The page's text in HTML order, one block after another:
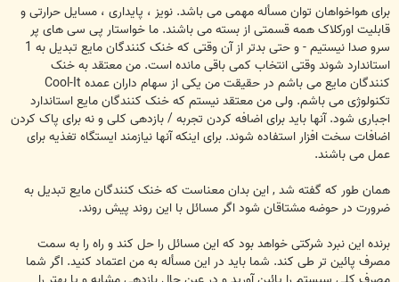
برای هواخواهان توان مسأله مهمی می باشد. نویز ، پایداری ، مسایل حرارتی و
قابلیت اورکلاک همه قسمتی از بسته می باشند. ما خواستار پی سی های پر
سرو صدا نیستیم - و حتی بدتر از آن وقتی که خنک کنندگان مایع تبدیل به 1
استاندارد شوند وقتی انتخاب کمی باقی مانده است. من معتقد به خنک
کنندگان مایع می باشم در حقیقت من یکی از سهام داران عمده Cool-It
تکنولوژی می باشم. ولی من معتقد نیستم که خنک کنندگان مایع استاندارد
اجباری شود. آنها باید برای اضافه کردن تجربه / بازدهی کلی و نه برای پاک کردن
اضافات سخت افزار استفاده شوند. برای اینکه آنها نیازمند ایستگاه تغذیه برای
عمل می باشند.
همان طور که گفته شد , این بدان معناست که خنک کنندگان مایع تبدیل به
ضرورت در حوضه مشتاقان شود اگر مسائل با این روند پیش روند.
برنده این نبرد شرکتی خواهد بود که این مسائل را حل کند و راه را به سمت
مصرف پائین تر طی کند. شما باید در این مسأله به من اعتماد کنید. اگر شما